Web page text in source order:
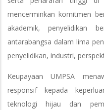
mencerminkan komitmen
akademik, penyelidikan
antarabangsa dalam lima
penyelidikan, industri,
Keupayaan UMPSA
responsif kepada
teknologi hijau dan